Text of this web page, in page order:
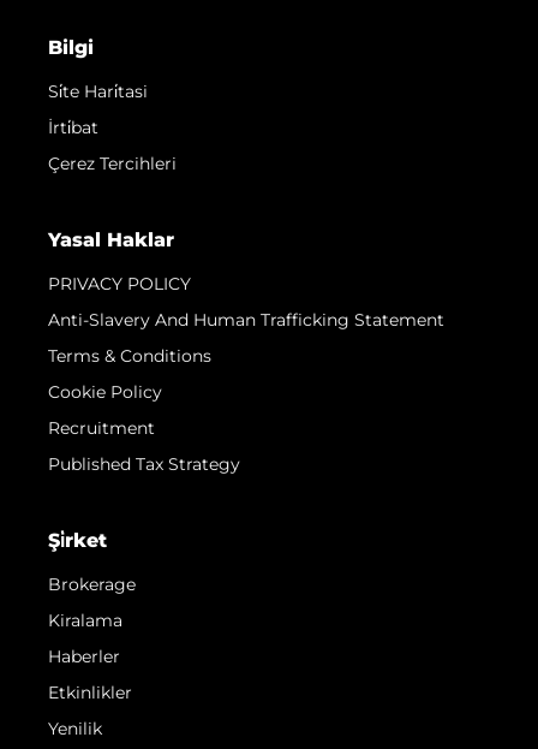
Bilgi
Si̇te Hari̇tasi
İrti̇bat
Çerez Tercihleri
Yasal Haklar
PRIVACY POLICY
Anti-Slavery And Human Trafficking Statement
Terms & Conditions
Cookie Policy
Recruitment
Published Tax Strategy
Şi̇rket
Brokerage
Kiralama
Haberler
Etkinlikler
Yenilik